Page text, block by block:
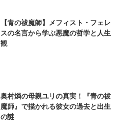
【青の祓魔師】メフィスト・フェレ
スの名言から学ぶ悪魔の哲学と人生
観
奥村燐の母親ユリの真実！『青の祓
魔師』で描かれる彼女の過去と出生
の謎